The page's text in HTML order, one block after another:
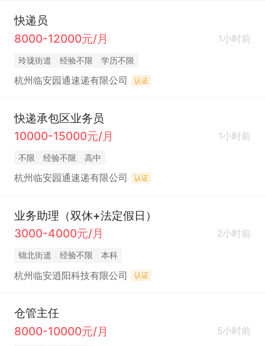
快递员
8000-12000元/月
1小时前
玲珑街道 经验不限 学历不限
杭州临安园通速递有限公司 认证
快递承包区业务员
10000-15000元/月
1小时前
不限 经验不限 高中
杭州临安园通速递有限公司 认证
业务助理（双休+法定假日）
3000-4000元/月
2小时前
锦北街道 经验不限 本科
杭州临安逍阳科技有限公司 认证
仓管主任
8000-10000元/月
5小时前